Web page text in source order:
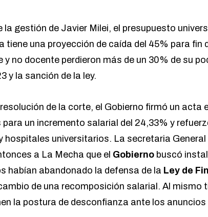
la gestión de Javier Milei, el presupuesto
tiene una proyección de caída del 45% para fin
y no docente perdieron más de un 30% de su
y la sanción de la ley.
de la corte, el Gobierno firmó un acta
un incremento salarial del 24,33% y
hospitales universitarios. La secretaria General
a La Mecha que el Gobierno buscó
habían abandonado la defensa de la Ley de
de una recomposición salarial. Al mismo
la postura de desconfianza ante los